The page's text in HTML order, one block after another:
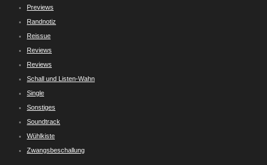
Previews
Randnotiz
Reissue
Reviews
Reviews
Schall und Listen-Wahn
Single
Sonstiges
Soundtrack
Wühlkiste
Zwangsbeschallung